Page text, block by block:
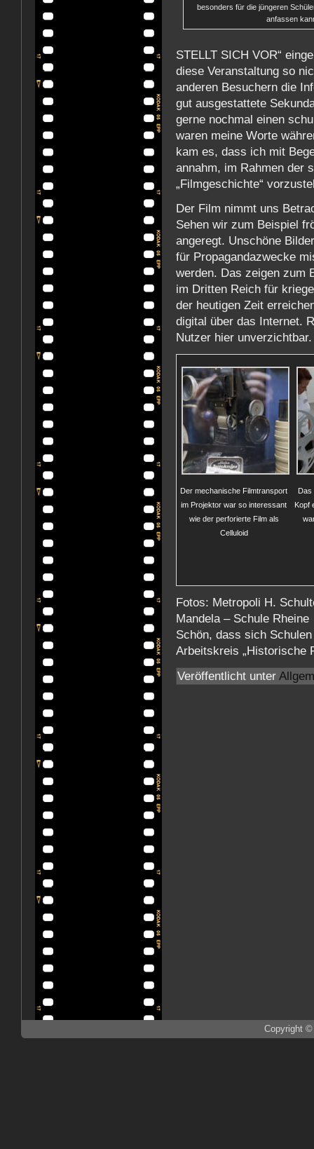
besonders für die jüngeren
anfassen
STELLT SICH VOR“
diese Veranstaltung so
anderen Besuchern die
gut ausgestattete
gerne nochmal einen
waren meine Worte
kam es, dass ich mit
annahm, im Rahmen der
„Filmgeschichte“
Der Film nimmt uns
Sehen wir zum Beispiel
angeregt. Unschöne
für Propagandazwecke
werden. Das zeigen zum
im Dritten Reich für
der heutigen Zeit
digital über das Internet.
Nutzer hier unverzichtbar.
Der mechanische Filmtransport
im Projektor war so interessant
wie der perforierte Film als
Celluloid
Das
Kopf
Fotos: Metropoli H.
Mandela – Schule Rheine
Schön, dass sich
Arbeitskreis „Historische
Veröffentlicht unter
Copyright ©